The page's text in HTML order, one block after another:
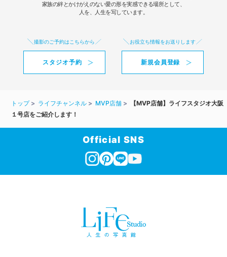
家族の絆とかけがえのない愛の形を実感できる場所として、
人を、人生を写しています。
撮影のご予約はこちらから
スタジオ予約
お役立ち情報をお送りします
新規会員登録
トップ ライフチャンネル MVP店舗
【MVP店舗】ライフスタジオ大阪
１号店をご紹介します！
Official SNS